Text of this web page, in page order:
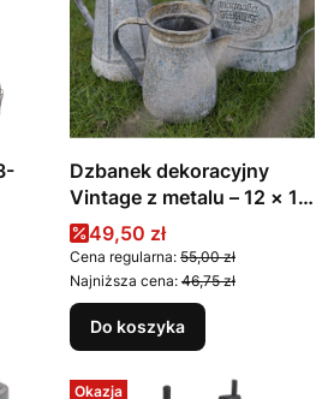
Dzbanek dekoracyjny
Vintage z metalu – 12 × 12
× 16 cm
Cena promocyjna
49,50 zł
Cena regularna: 55,00 zł
Najniższa cena: 46,75 zł
Do koszyka
Okazja